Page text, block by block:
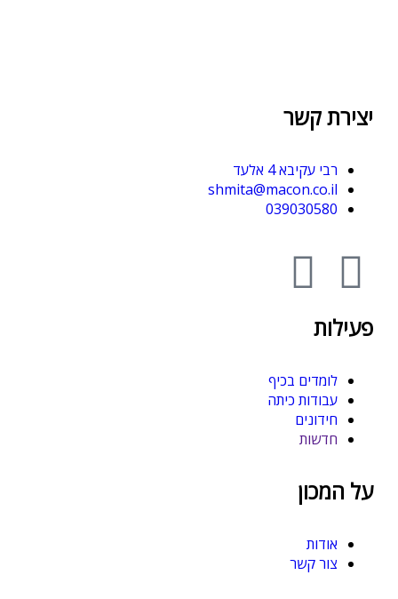
יצירת קשר
רבי עקיבא 4 אלעד
shmita@macon.co.il
039030580
פעילות
לומדים בכיף
עבודות כיתה
חידונים
חדשות
על המכון
אודות
צור קשר